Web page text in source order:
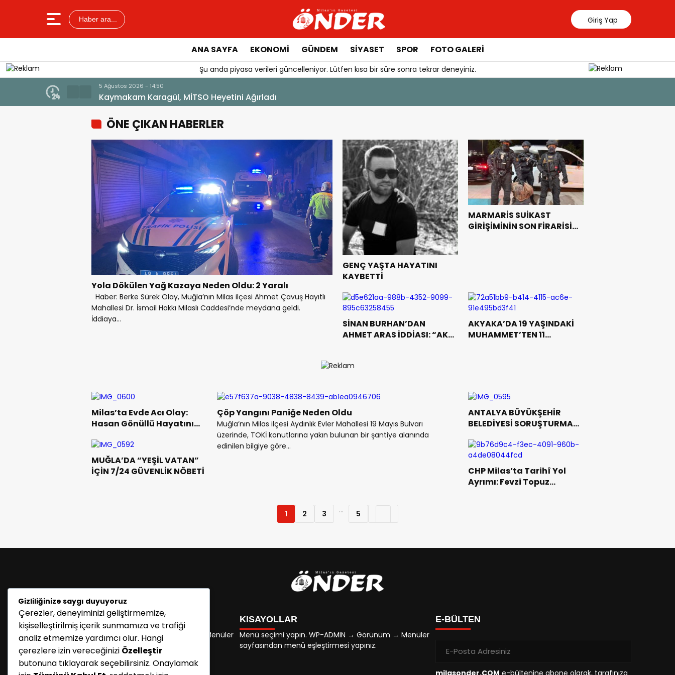
Haber ara... Giriş Yap
ANA SAYFA EKONOMİ GÜNDEM SİYASET SPOR FOTO GALERİ
Şu anda piyasa verileri güncelleniyor. Lütfen kısa bir süre sonra tekrar deneyiniz.
5 Ağustos 2026 - 14:50
Kaymakam Karagül, MİTSO Heyetini Ağırladı
ÖNE ÇIKAN HABERLER
Yola Dökülen Yağ Kazaya Neden Oldu: 2 Yaralı
Haber: Berke Sürek Olay, Muğla’nın Milas ilçesi Ahmet Çavuş Hayıtlı
Mahallesi Dr. İsmail Hakkı Milaslı Caddesi’nde meydana geldi.
İddiaya...
GENÇ YAŞTA HAYATINI
KAYBETTİ
MARMARİS SUİKAST
GİRİŞİMİNİN SON FİRARİSİ
SİNAN BURHAN’DAN
AHMET ARAS İDDİASI: “AK
AKYAKA’DA 19 YAŞINDAKİ
MUHAMMET’TEN 11
Milas’ta Evde Acı Olay:
Hasan Gönüllü Hayatını
Çöp Yangını Paniğe Neden Oldu
Muğla’nın Milas ilçesi Aydınlık Evler Mahallesi 19 Mayıs Bulvarı
üzerinde, TOKİ konutlarına yakın bulunan bir şantiye alanında
edinilen bilgiye göre...
ANTALYA BÜYÜKŞEHİR
BELEDİYESİ SORUŞTURMASI
BELEDİYE YÖNETİCİSİ
OTELDE GÖZALTINA ALINDI
MUĞLA’DA “YEŞİL VATAN”
İÇİN 7/24 GÜVENLİK NÖBETİ
CHP Milas’ta Tarihî Yol
Ayrımı: Fevzi Topuz
1 2 3 ... 5
KATEGORİLER
Menü seçimi yapın. WP-ADMIN → Görünüm → Menüler
sayfasından menü eşleştirmesi yapınız.
KISAYOLLAR
Menü seçimi yapın. WP-ADMIN → Görünüm → Menüler
sayfasından menü eşleştirmesi yapınız.
E-BÜLTEN
milasonder.COM e-bültenine abone olarak, tarafınıza
Gizliliğinize saygı duyuyoruz
Çerezler, deneyiminizi geliştirmemize,
kişiselleştirilmiş içerik sunmamıza ve trafiği
analiz etmemize yardımcı olur. Hangi
çerezlere izin vereceğinizi Özelleştir
butonuna tıklayarak seçebilirsiniz. Onaylamak